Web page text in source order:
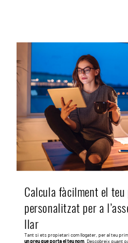
Calcula fàcilment el teu
personalitzat per a
llar
Tant si ets propietari com llogater, per al teu
un preu que porta el teu nom . Descobreix quant